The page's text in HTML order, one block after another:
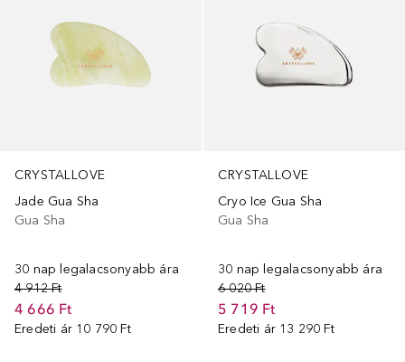
CRYSTALLOVE
Jade Gua Sha
Gua Sha
30 nap legalacsonyabb ára
4 912 Ft
4 666 Ft
Eredeti ár 10 790 Ft
CRYSTALLOVE
Cryo Ice Gua Sha
Gua Sha
30 nap legalacsonyabb ára
6 020 Ft
5 719 Ft
Eredeti ár 13 290 Ft